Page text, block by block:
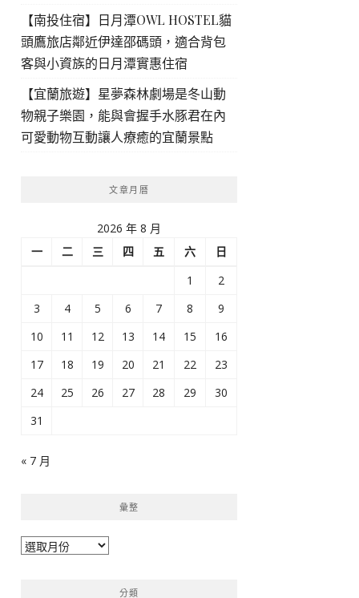
【南投住宿】日月潭OWL HOSTEL貓
頭鷹旅店鄰近伊達邵碼頭，適合背包
客與小資族的日月潭實惠住宿
【宜蘭旅遊】星夢森林劇場是冬山動
物親子樂園，能與會握手水豚君在內
可愛動物互動讓人療癒的宜蘭景點
文章月曆
2026 年 8 月
一
二 三 四 五 六
日
1
2
3
4 5 6 7 8
9
10
11 12 13 14 15
16
17
18 19 20 21 22
23
24
25 26 27 28 29
30
31
« 7 月
彙整
彙
分類